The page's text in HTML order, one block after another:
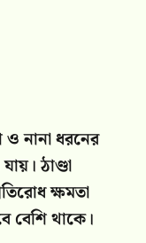
ও নানা ধরনের
ঠাণ্ডা
ক্ষমতা
বেশি থাকে।